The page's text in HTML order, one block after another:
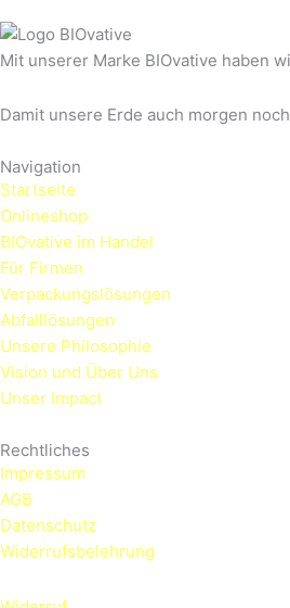
Mit unserer Marke BIOvative haben
Damit unsere Erde auch morgen
Navigation
Startseite
Onlineshop
BIOvative im Handel
Für Firmen
Verpackungslösungen
Abfalllösungen
Unsere Philosophie
Vision und Über Uns
Unser Impact
Rechtliches
Impressum
AGB
Datenschutz
Widerrufsbelehrung